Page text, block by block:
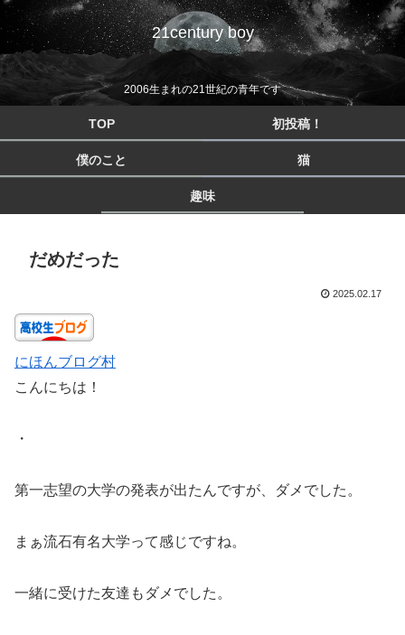
21century boy
2006生まれの21世紀の青年です
TOP 初投稿！
僕のこと 猫
趣味
だめだった
2025.02.17
にほんブログ村
こんにちは！
・
第一志望の大学の発表が出たんですが、ダメでした。
まぁ流石有名大学って感じですね。
一緒に受けた友達もダメでした。